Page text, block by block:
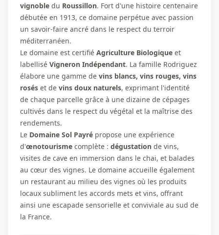
vignoble du Roussillon. Fort d'une histoire centenaire
débutée en 1913, ce domaine perpétue avec passion
un savoir-faire ancré dans le respect du terroir
méditerranéen.
Le domaine est certifié Agriculture Biologique et
labellisé Vigneron Indépendant. La famille Rodriguez
élabore une gamme de vins blancs, vins rouges, vins
rosés et de vins doux naturels, exprimant l'identité
de chaque parcelle grâce à une dizaine de cépages
cultivés dans le respect du végétal et la maîtrise des
rendements.
Le Domaine Sol Payré propose une expérience
d'œnotourisme complète : dégustation de vins,
visites de cave en immersion dans le chai, et balades
au cœur des vignes. Le domaine accueille également
un restaurant au milieu des vignes où les produits
locaux subliment les accords mets et vins, offrant
ainsi une escapade sensorielle et conviviale au sud de
la France.